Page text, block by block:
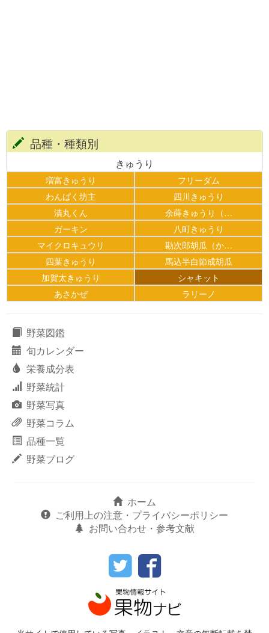
品種・種類別
きゅうり
増富きゅうり
フリーダム
わんぱく坊主
四川きゅうり
漬丸くん
余蒔きゅうり（…
ガーキン
八町きゅうり
マイクロキュウリ
勘次郎胡瓜（か…
四葉きゅうり
馬込半白節成胡瓜
加賀太きゅうり
シャキット
あさかぜ
ラリーノ
野菜図鑑
旬カレンダー
栄養成分表
野菜統計
野菜写真
野菜コラム
品種一覧
野菜ブログ
ホーム
ご利用上の注意・プライバシーポリシー
お問い合わせ・参考文献